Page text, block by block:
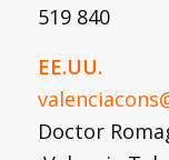
519 840
EE.UU.
Doctor